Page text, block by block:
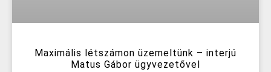
Maximális létszámon üzemeltünk – interjú
Matus Gábor ügyvezetővel